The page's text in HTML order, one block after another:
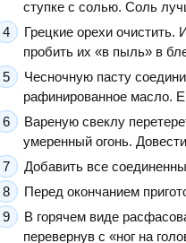
ступке с солью. Соль
Грецкие орехи
пробить их «в пыль» в
Чесночную пасту
рафинированное масло.
Вареную свеклу
умеренный огонь.
Добавить все
Перед окончанием
В горячем виде
перевернув с «ног на